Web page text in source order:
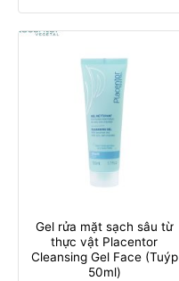
Gel rửa mặt sạch sâu từ
thực vật Placentor
Cleansing Gel Face (Tuýp
50ml)